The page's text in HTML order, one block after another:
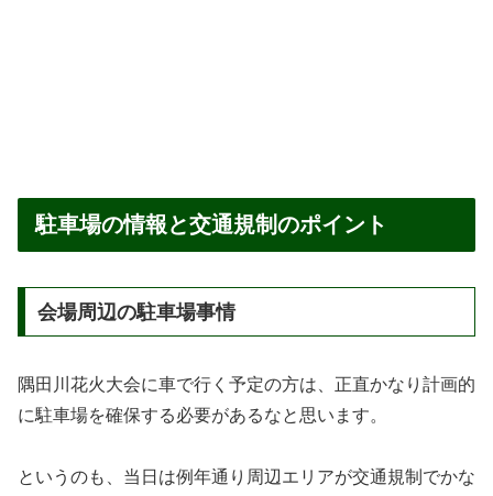
駐車場の情報と交通規制のポイント
会場周辺の駐車場事情
隅田川花火大会に車で行く予定の方は、正直かなり計画的
に駐車場を確保する必要があるなと思います。
というのも、当日は例年通り周辺エリアが交通規制でかな